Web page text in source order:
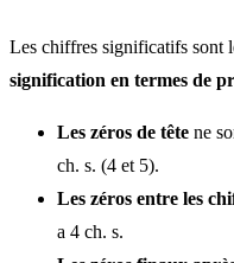
Les chiffres significatifs sont
signification en termes de
Les zéros de tête ne
ch. s. (4 et 5).
Les zéros entre les
a 4 ch. s.